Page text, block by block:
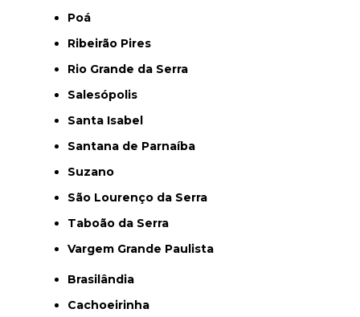
Poá
Ribeirão Pires
Rio Grande da Serra
Salesópolis
Santa Isabel
Santana de Parnaíba
Suzano
São Lourenço da Serra
Taboão da Serra
Vargem Grande Paulista
Brasilândia
Cachoeirinha